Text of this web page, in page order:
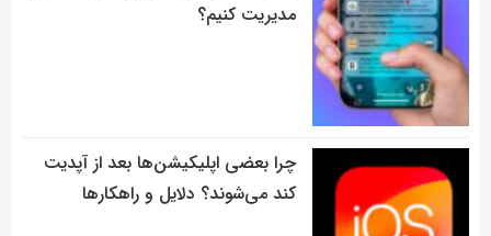
مدیریت کنیم؟
چرا بعضی اپلیکیشن‌ها بعد از آپدیت
کند می‌شوند؟ دلایل و راهکارها